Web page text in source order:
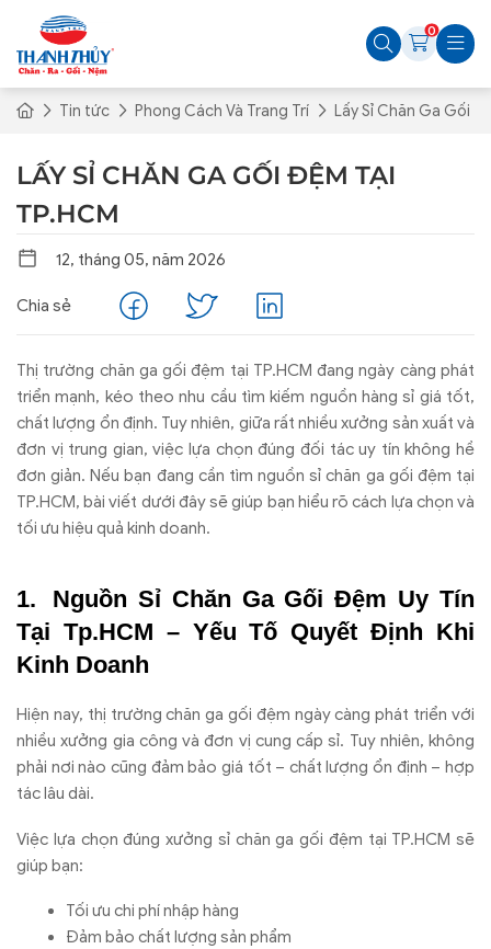
0
Tin tức Phong Cách Và Trang Trí Lấy Sỉ Chăn Ga Gối
LẤY SỈ CHĂN GA GỐI ĐỆM TẠI
TP.HCM
12, tháng 05, năm 2026
Chia sẻ
Thị trường chăn ga gối đệm tại TP.HCM đang ngày càng phát
triển mạnh, kéo theo nhu cầu tìm kiếm nguồn hàng sỉ giá tốt,
chất lượng ổn định. Tuy nhiên, giữa rất nhiều xưởng sản xuất và
đơn vị trung gian, việc lựa chọn đúng đối tác uy tín không hề
đơn giản. Nếu bạn đang cần tìm nguồn sỉ chăn ga gối đệm tại
TP.HCM, bài viết dưới đây sẽ giúp bạn hiểu rõ cách lựa chọn và
tối ưu hiệu quả kinh doanh.
Nguồn Sỉ Chăn Ga Gối Đệm Uy Tín
Tại Tp.HCM – Yếu Tố Quyết Định Khi
Kinh Doanh
Hiện nay, thị trường chăn ga gối đệm ngày càng phát triển với
nhiều xưởng gia công và đơn vị cung cấp sỉ. Tuy nhiên, không
phải nơi nào cũng đảm bảo giá tốt – chất lượng ổn định – hợp
tác lâu dài.
Việc lựa chọn đúng xưởng sỉ chăn ga gối đệm tại TP.HCM sẽ
giúp bạn:
Tối ưu chi phí nhập hàng
Đảm bảo chất lượng sản phẩm